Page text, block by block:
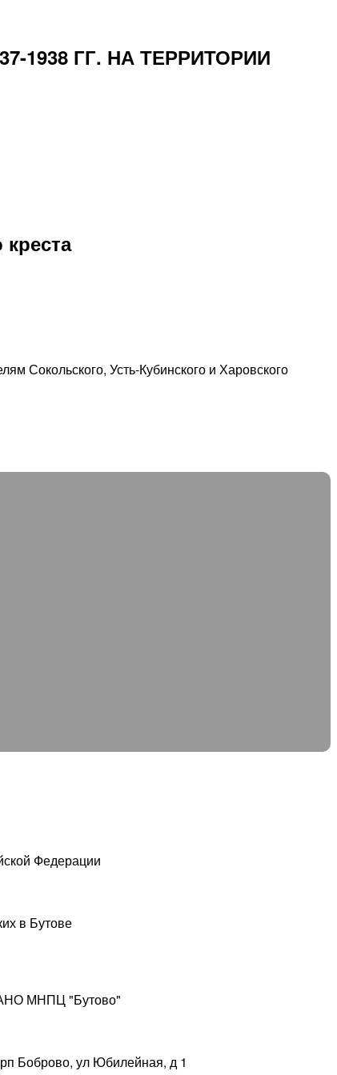
1938 ГГ. НА ТЕРРИТОРИИ
Сокольского, Усть-Кубинского и Харовского
Федерации
в Бутове
АНО МНПЦ "Бутово"
Боброво, ул Юбилейная, д 1